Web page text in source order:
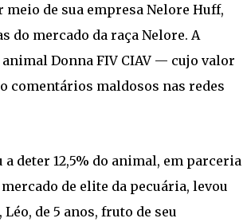
meio de sua empresa Nelore Huff,
do mercado da raça Nelore. A
animal Donna FIV CIAV — cujo valor
comentários maldosos nas redes
deter 12,5% do animal, em parceria
de elite da pecuária, levou
de 5 anos, fruto de seu